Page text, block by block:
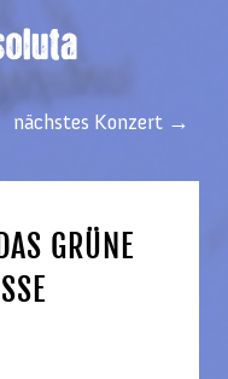
nächstes Konzert →
GRÜNE
G